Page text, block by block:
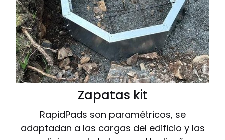
Zapatas kit
RapidPads son paramétricos, se
adaptadan a las cargas del edificio y las